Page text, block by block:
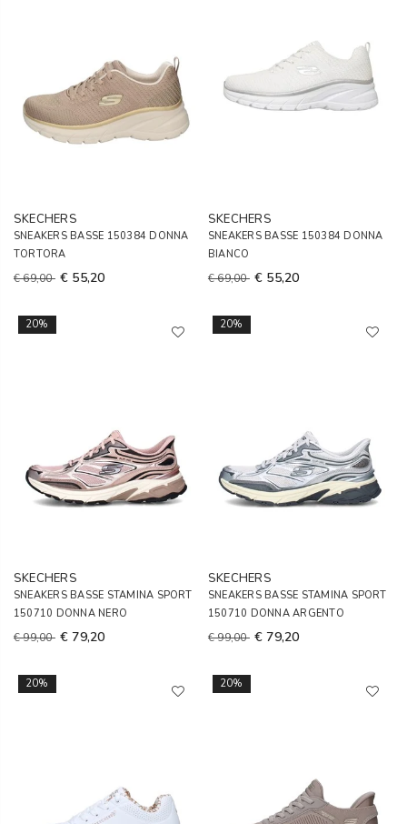
SKECHERS
SNEAKERS BASSE 150384 DONNA
TORTORA
€ 69,00 € 55,20
SKECHERS
SNEAKERS BASSE 150384 DONNA
BIANCO
€ 69,00 € 55,20
20%
SKECHERS
SNEAKERS BASSE STAMINA SPORT
150710 DONNA NERO
€ 99,00 € 79,20
20%
SKECHERS
SNEAKERS BASSE STAMINA SPORT
150710 DONNA ARGENTO
€ 99,00 € 79,20
20% 20%